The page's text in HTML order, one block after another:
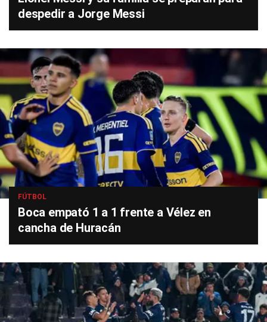
despedir a Jorge Messi
FÚTBOL
Boca empató 1 a 1 frente a Vélez en
cancha de Huracán